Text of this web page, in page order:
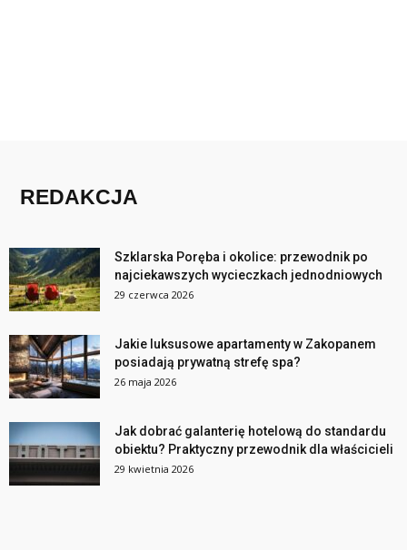
REDAKCJA
Szklarska Poręba i okolice: przewodnik po
najciekawszych wycieczkach jednodniowych
29 czerwca 2026
Jakie luksusowe apartamenty w Zakopanem
posiadają prywatną strefę spa?
26 maja 2026
Jak dobrać galanterię hotelową do standardu
obiektu? Praktyczny przewodnik dla właścicieli
29 kwietnia 2026